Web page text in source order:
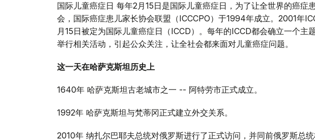
国际儿童癌症日 每年2月15日是国际儿童癌症日，为了让全世界的癌症
会，国际癌症患儿家长协会联盟（ICCCPO）于1994年成立。2001年
月15日被定为国际儿童癌症日（ICCD）。每年的ICCD都会确立一个主
举行相关活动，引起公众关注，让全社会都来面对儿童癌症问题。
这一天在哈萨克斯坦历史上
1640年 哈萨克斯坦古老城市之一 -- 阿特劳市正式成立。
1992年 哈萨克斯坦与梵蒂冈正式建立外交关系。
2010年 纳扎尔巴耶夫总统对俄罗斯进行了正式访问，并同前俄罗斯总统